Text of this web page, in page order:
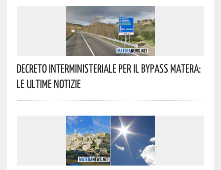
Decreto Interministeriale Per Il Bypass Matera:
Le Ultime Notizie